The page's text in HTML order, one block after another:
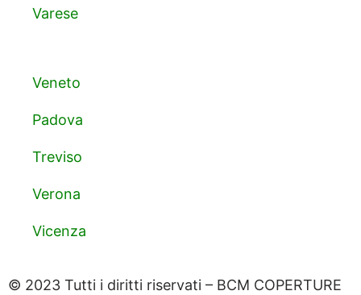
Varese
Veneto
Padova
Treviso
Verona
Vicenza
© 2023 Tutti i diritti riservati – BCM COPERTURE